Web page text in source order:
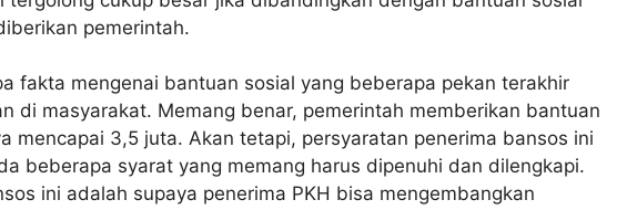
pemerintah.
fakta mengenai bantuan sosial yang beberapa pekan terakhir
di masyarakat. Memang benar, pemerintah memberikan bantuan
mencapai 3,5 juta. Akan tetapi, persyaratan penerima bansos ini
beberapa syarat yang memang harus dipenuhi dan dilengkapi.
ini adalah supaya penerima PKH bisa mengembangkan